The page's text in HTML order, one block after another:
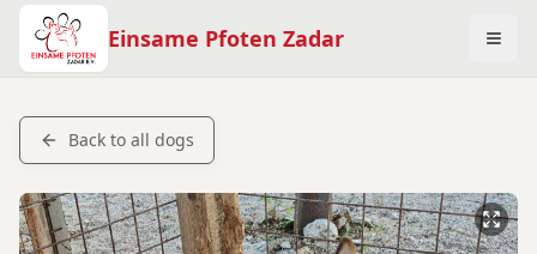
Einsame Pfoten Zadar
Back to all dogs